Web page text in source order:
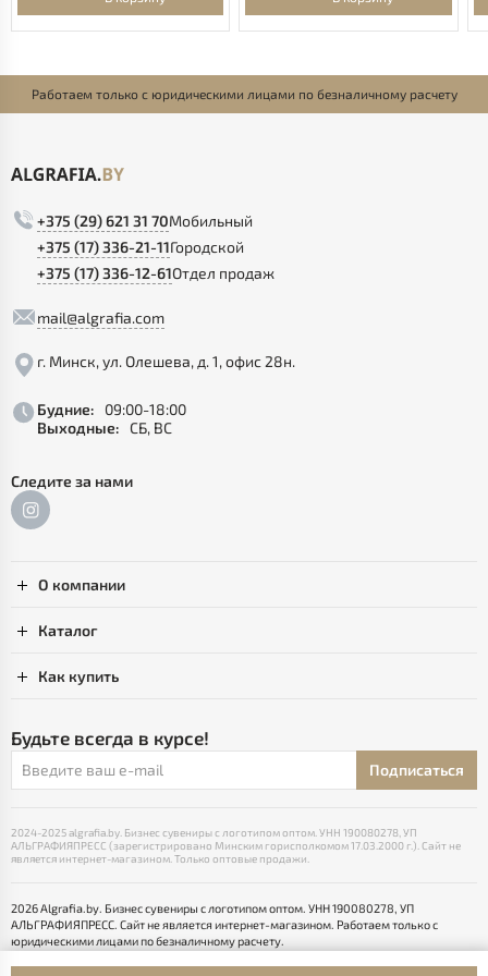
Работаем только с юридическими лицами по безналичному расчету
+375 (29) 621 31 70Мобильный
+375 (17) 336-21-11Городской
+375 (17) 336-12-61Отдел продаж
mail@algrafia.com
г. Минск, ул. Олешева, д. 1, офис 28н.
Будние:
09:00-18:00
Выходные: СБ, ВС
Следите за нами
О компании
Каталог
Как купить
Будьте всегда в курсе!
Подписаться
2024-2025 algrafia.by. Бизнес сувениры с логотипом оптом. УНН 190080278, УП
АЛЬГРАФИЯПРЕСС (зарегистрировано Минским горисполкомом 17.03.2000 г.). Сайт не
является интернет-магазином. Только оптовые продажи.
2026 Algrafia.by. Бизнес сувениры с логотипом оптом. УНН 190080278, УП
АЛЬГРАФИЯПРЕСС. Сайт не является интернет-магазином. Работаем только с
юридическими лицами по безналичному расчету.